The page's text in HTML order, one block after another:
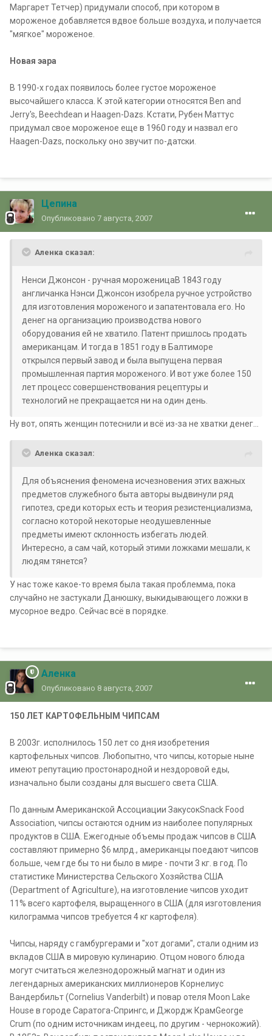
Маргарет Тетчер) придумали способ, при котором в
мороженое добавляется вдвое больше воздуха, и получается
"мягкое" мороженое.
Новая эара
В 1990-х годах появилось более густое мороженое
высочайшего класса. К этой категории относятся Ben and
Jerry's, Beechdean и Haagen-Dazs. Кстати, Рубен Маттус
придумал свое мороженое еще в 1960 году и назвал его
Haagen-Dazs, поскольку оно звучит по-датски.
Цепина
Опубликовано 7 августа, 2007
Аленка сказал:
Ненси Джонсон - ручная мороженицаВ 1843 году
англичанка Нэнси Джонсон изобрела ручное устройство
для изготовления мороженого и запатентовала его. Но
денег на организацию производства нового
оборудования ей не хватило. Патент пришлось продать
американцам. И тогда в 1851 году в Балтиморе
открылся первый завод и была выпущена первая
промышленная партия мороженого. И вот уже более 150
лет процесс совершенствования рецептуры и
технологий не прекращается ни на один день.
Ну вот, опять женщин потеснили и всё из-за не хватки денег...
Аленка сказал:
Для объяснения феномена исчезновения этих важных
предметов служебного быта авторы выдвинули ряд
гипотез, среди которых есть и теория резистенциализма,
согласно которой некоторые неодушевленные
предметы имеют склонность избегать людей.
Интересно, а сам чай, который этими ложками мешали, к
людям тянется?
У нас тоже какое-то время была такая проблемма, пока
случайно не застукали Данюшку, выкидывающего ложки в
мусорное ведро. Сейчас всё в порядке.
Аленка
Опубликовано 8 августа, 2007
150 ЛЕТ КАРТОФЕЛЬНЫМ ЧИПСАМ
В 2003г. исполнилось 150 лет со дня изобретения
картофельных чипсов. Любопытно, что чипсы, которые ныне
имеют репутацию простонародной и нездоровой еды,
изначально были созданы для высшего света США.
По данным Американской Ассоциации ЗакусокSnack Food
Association, чипсы остаются одним из наиболее популярных
продуктов в США. Ежегодные объемы продаж чипсов в США
составляют примерно $6 млрд., американцы поедают чипсов
больше, чем где бы то ни было в мире - почти 3 кг. в год. По
статистике Министерства Сельского Хозяйства США
(Department of Agriculture), на изготовление чипсов уходит
11% всего картофеля, выращенного в США (для изготовления
килограмма чипсов требуется 4 кг картофеля).
Чипсы, наряду с гамбургерами и "хот догами", стали одним из
вкладов США в мировую кулинарию. Отцом нового блюда
могут считаться железнодорожный магнат и один из
легендарных американских миллионеров Корнелиус
Вандербильт (Cornelius Vanderbilt) и повар отеля Moon Lake
House в городе Саратога-Спрингс, и Джордж КрамGeorge
Crum (по одним источникам индеец, по другим - чернокожий).